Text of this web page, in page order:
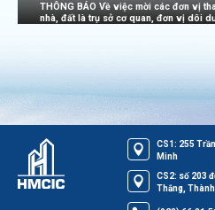
THÔNG BÁO Về việc mời các đơn vị
nhà, đất là trụ sở cơ quan, đơn vị dôi
CS1: 255
Minh
CS2: số 203
Thắng,